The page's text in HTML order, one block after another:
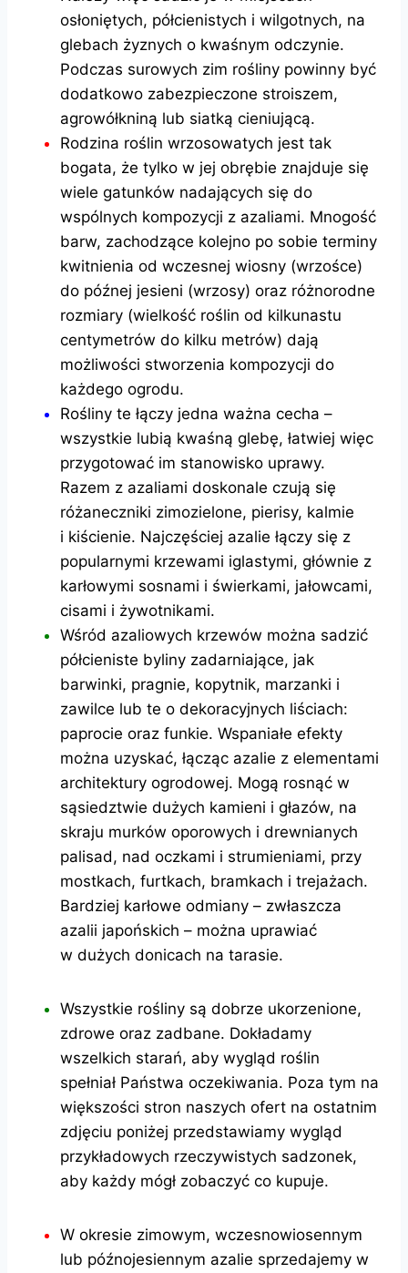
osłoniętych, półcienistych i wilgotnych, na
glebach żyznych o kwaśnym odczynie.
Podczas surowych zim rośliny powinny być
dodatkowo zabezpieczone stroiszem,
agrowółkniną lub siatką cieniującą.
Rodzina roślin wrzosowatych jest tak
bogata, że tylko w jej obrębie znajduje się
wiele gatunków nadających się do
wspólnych kompozycji z azaliami. Mnogość
barw, zachodzące kolejno po sobie terminy
kwitnienia od wczesnej wiosny (wrzośce)
do późnej jesieni (wrzosy) oraz różnorodne
rozmiary (wielkość roślin od kilkunastu
centymetrów do kilku metrów) dają
możliwości stworzenia kompozycji do
każdego ogrodu.
Rośliny te łączy jedna ważna cecha –
wszystkie lubią kwaśną glebę, łatwiej więc
przygotować im stanowisko uprawy.
Razem z azaliami doskonale czują się
różaneczniki zimozielone, pierisy, kalmie
i kiścienie. Najczęściej azalie łączy się z
popularnymi krzewami iglastymi, głównie z
karłowymi sosnami i świerkami, jałowcami,
cisami i żywotnikami.
Wśród azaliowych krzewów można sadzić
półcieniste byliny zadarniające, jak
barwinki, pragnie, kopytnik, marzanki i
zawilce lub te o dekoracyjnych liściach:
paprocie oraz funkie. Wspaniałe efekty
można uzyskać, łącząc azalie z elementami
architektury ogrodowej. Mogą rosnąć w
sąsiedztwie dużych kamieni i głazów, na
skraju murków oporowych i drewnianych
palisad, nad oczkami i strumieniami, przy
mostkach, furtkach, bramkach i trejażach.
Bardziej karłowe odmiany – zwłaszcza
azalii japońskich – można uprawiać
w dużych donicach na tarasie.
Wszystkie rośliny są dobrze ukorzenione,
zdrowe oraz zadbane. Dokładamy
wszelkich starań, aby wygląd roślin
spełniał Państwa oczekiwania. Poza tym na
większości stron naszych ofert na ostatnim
zdjęciu poniżej przedstawiamy wygląd
przykładowych rzeczywistych sadzonek,
aby każdy mógł zobaczyć co kupuje.
W okresie zimowym, wczesnowiosennym
lub późnojesiennym azalie sprzedajemy w